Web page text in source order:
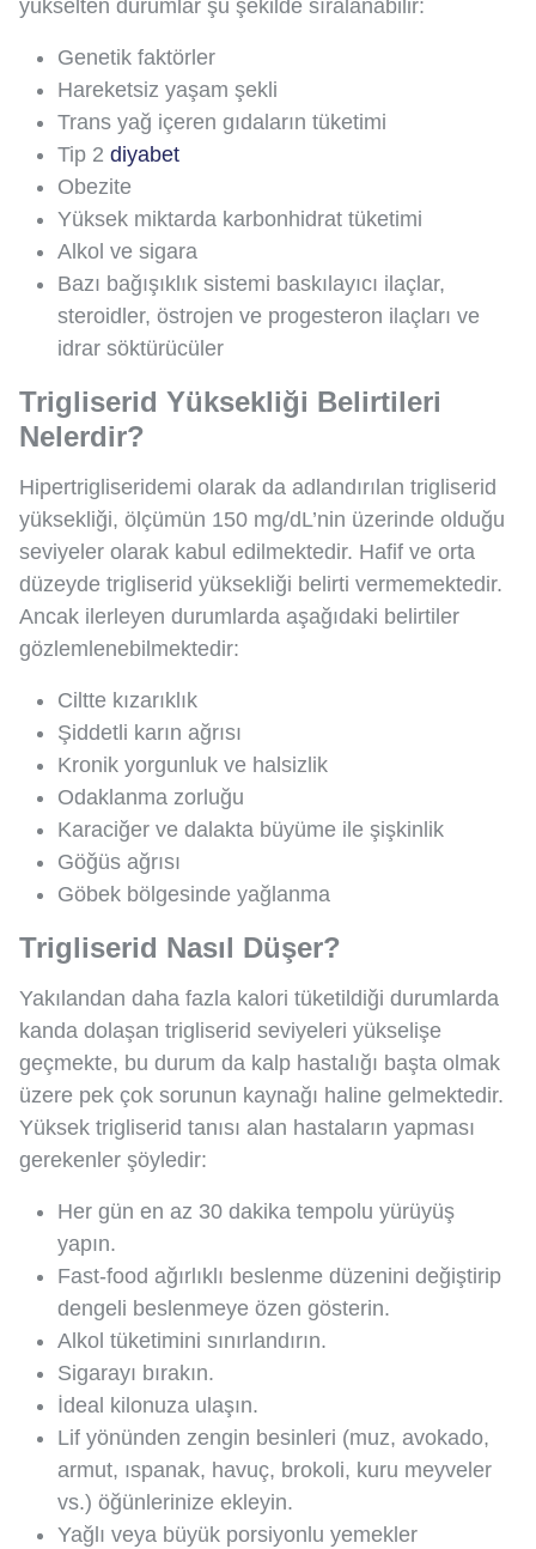
yükselten durumlar şu şekilde sıralanabilir:
Genetik faktörler
Hareketsiz yaşam şekli
Trans yağ içeren gıdaların tüketimi
Tip 2 diyabet
Obezite
Yüksek miktarda karbonhidrat tüketimi
Alkol ve sigara
Bazı bağışıklık sistemi baskılayıcı ilaçlar,
steroidler, östrojen ve progesteron ilaçları ve
idrar söktürücüler
Trigliserid Yüksekliği Belirtileri
Nelerdir?
Hipertrigliseridemi olarak da adlandırılan trigliserid
yüksekliği, ölçümün 150 mg/dL’nin üzerinde olduğu
seviyeler olarak kabul edilmektedir. Hafif ve orta
düzeyde trigliserid yüksekliği belirti vermemektedir.
Ancak ilerleyen durumlarda aşağıdaki belirtiler
gözlemlenebilmektedir:
Ciltte kızarıklık
Şiddetli karın ağrısı
Kronik yorgunluk ve halsizlik
Odaklanma zorluğu
Karaciğer ve dalakta büyüme ile şişkinlik
Göğüs ağrısı
Göbek bölgesinde yağlanma
Trigliserid Nasıl Düşer?
Yakılandan daha fazla kalori tüketildiği durumlarda
kanda dolaşan trigliserid seviyeleri yükselişe
geçmekte, bu durum da kalp hastalığı başta olmak
üzere pek çok sorunun kaynağı haline gelmektedir.
Yüksek trigliserid tanısı alan hastaların yapması
gerekenler şöyledir:
Her gün en az 30 dakika tempolu yürüyüş
yapın.
Fast-food ağırlıklı beslenme düzenini değiştirip
dengeli beslenmeye özen gösterin.
Alkol tüketimini sınırlandırın.
Sigarayı bırakın.
İdeal kilonuza ulaşın.
Lif yönünden zengin besinleri (muz, avokado,
armut, ıspanak, havuç, brokoli, kuru meyveler
vs.) öğünlerinize ekleyin.
Yağlı veya büyük porsiyonlu yemekler